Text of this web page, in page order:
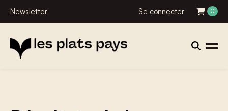
Newsletter Se connecter 0